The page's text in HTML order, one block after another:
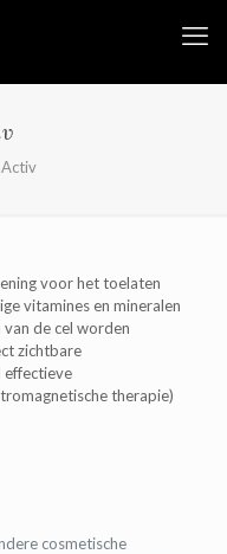
voor het toelaten
vitamines en mineralen
de cel worden
zichtbare
effectieve
therapie)
cosmetische